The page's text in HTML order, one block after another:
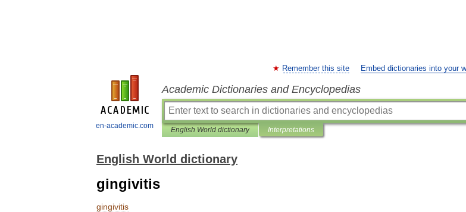
en-academic.com
Remember this site Embed dictionaries into your
Academic Dictionaries and Encyclopedias
English World dictionary Interpretations
English World dictionary
gingivitis
gingivitis